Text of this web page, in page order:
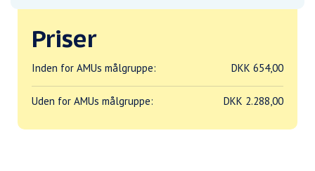
Priser
Inden for AMUs målgruppe: DKK 654,00
Uden for AMUs målgruppe: DKK 2.288,00